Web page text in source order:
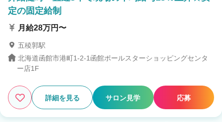
定の固定給制
月給28万円〜
五稜郭駅
北海道函館市港町1-2-1函館ポールスターショッピングセンタ
ー店1F
詳細を見る サロン見学 応募